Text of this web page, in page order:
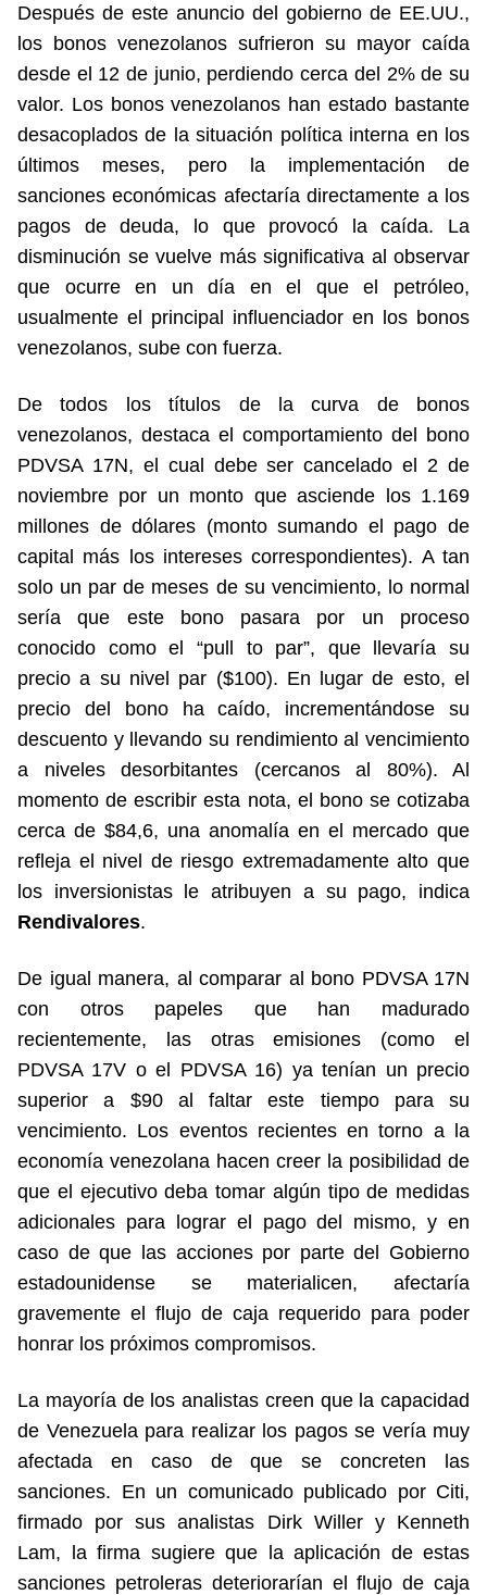
Después de este anuncio del gobierno de EE.UU.,
los bonos venezolanos sufrieron su mayor caída
desde el 12 de junio, perdiendo cerca del 2% de su
valor. Los bonos venezolanos han estado bastante
desacoplados de la situación política interna en los
últimos meses, pero la implementación de
sanciones económicas afectaría directamente a los
pagos de deuda, lo que provocó la caída. La
disminución se vuelve más significativa al observar
que ocurre en un día en el que el petróleo,
usualmente el principal influenciador en los bonos
venezolanos, sube con fuerza.
De todos los títulos de la curva de bonos
venezolanos, destaca el comportamiento del bono
PDVSA 17N, el cual debe ser cancelado el 2 de
noviembre por un monto que asciende los 1.169
millones de dólares (monto sumando el pago de
capital más los intereses correspondientes). A tan
solo un par de meses de su vencimiento, lo normal
sería que este bono pasara por un proceso
conocido como el “pull to par”, que llevaría su
precio a su nivel par ($100). En lugar de esto, el
precio del bono ha caído, incrementándose su
descuento y llevando su rendimiento al vencimiento
a niveles desorbitantes (cercanos al 80%). Al
momento de escribir esta nota, el bono se cotizaba
cerca de $84,6, una anomalía en el mercado que
refleja el nivel de riesgo extremadamente alto que
los inversionistas le atribuyen a su pago, indica
Rendivalores.
De igual manera, al comparar al bono PDVSA 17N
con otros papeles que han madurado
recientemente, las otras emisiones (como el
PDVSA 17V o el PDVSA 16) ya tenían un precio
superior a $90 al faltar este tiempo para su
vencimiento. Los eventos recientes en torno a la
economía venezolana hacen creer la posibilidad de
que el ejecutivo deba tomar algún tipo de medidas
adicionales para lograr el pago del mismo, y en
caso de que las acciones por parte del Gobierno
estadounidense se materialicen, afectaría
gravemente el flujo de caja requerido para poder
honrar los próximos compromisos.
La mayoría de los analistas creen que la capacidad
de Venezuela para realizar los pagos se vería muy
afectada en caso de que se concreten las
sanciones. En un comunicado publicado por Citi,
firmado por sus analistas Dirk Willer y Kenneth
Lam, la firma sugiere que la aplicación de estas
sanciones petroleras deteriorarían el flujo de caja